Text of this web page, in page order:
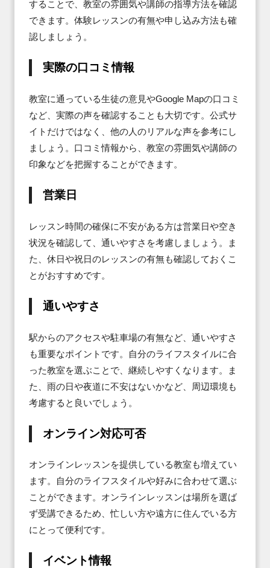
することで、教室の雰囲気や講師の指導方法を確認
できます。体験レッスンの有無や申し込み方法も確
認しましょう。
実際の口コミ情報
教室に通っている生徒の意見やGoogle Mapの口コミ
など、実際の声を確認することも大切です。公式サ
イトだけではなく、他の人のリアルな声を参考にし
ましょう。口コミ情報から、教室の雰囲気や講師の
印象などを把握することができます。
営業日
レッスン時間の確保に不安がある方は営業日や空き
状況を確認して、通いやすさを考慮しましょう。ま
た、休日や祝日のレッスンの有無も確認しておくこ
とがおすすめです。
通いやすさ
駅からのアクセスや駐車場の有無など、通いやすさ
も重要なポイントです。自分のライフスタイルに合
った教室を選ぶことで、継続しやすくなります。ま
た、雨の日や夜道に不安はないかなど、周辺環境も
考慮すると良いでしょう。
オンライン対応可否
オンラインレッスンを提供している教室も増えてい
ます。自分のライフスタイルや好みに合わせて選ぶ
ことができます。オンラインレッスンは場所を選ば
ず受講できるため、忙しい方や遠方に住んでいる方
にとって便利です。
イベント情報